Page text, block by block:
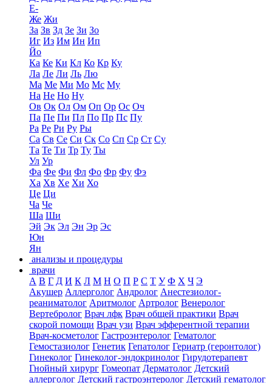
Е-
Же Жи
За Зв Зд Зе Зи Зо
Иг Из Им Ин Ип
Йо
Ка Ке Ки Кл Ко Кр Ку
Ла Ле Ли Ль Лю
Ма Ме Ми Мо Мс Му
На Не Но Ну
Ов Ок Ол Ом Оп Ор Ос Оч
Па Пе Пи Пл По Пр Пс Пу
Ра Ре Ри Ру Ры
Са Св Се Си Ск Со Сп Ср Ст Су
Та Те Ти Тр Ту Ты
Ул Ур
Фа Фе Фи Фл Фо Фр Фу Фэ
Ха Хв Хе Хи Хо
Це Ци
Ча Че
Ша Ши
Эй Эк Эл Эн Эр Эс
Юн
Ян
анализы и процедуры
врачи
А В Г Д И К Л М Н О П Р С Т У Ф Х Ч Э
Акушер Аллерголог Андролог Анестезиолог-
реаниматолог Аритмолог Артролог Венеролог
Вертебролог Врач лфк Врач общей практики Врач
скорой помощи Врач узи Врач эфферентной терапии
Врач-косметолог Гастроэнтеролог Гематолог
Гемостазиолог Генетик Гепатолог Гериатр (геронтолог)
Гинеколог Гинеколог-эндокринолог Гирудотерапевт
Гнойный хирург Гомеопат Дерматолог Детский
аллерголог Детский гастроэнтеролог Детский гематолог